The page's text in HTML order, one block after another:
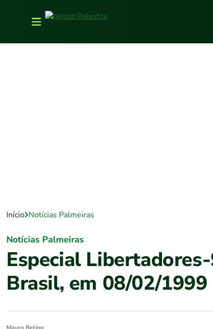
Início Notícias Palmeiras
Notícias Palmeiras
Especial
Brasil, em 08/02/1999